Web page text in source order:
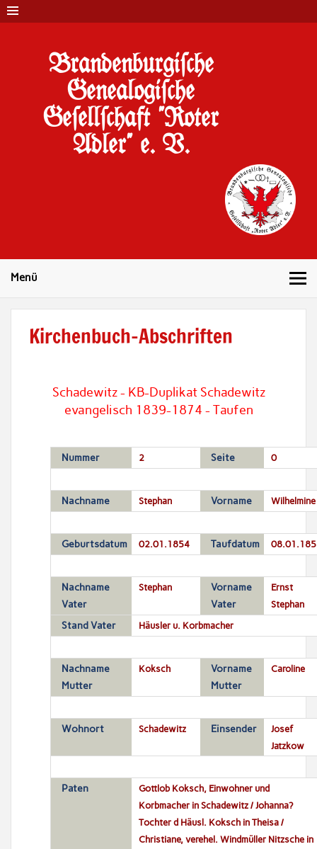
Brandenburgi#che
Genealogi#che
Ge#ell#chaft "Roter
Adler" e. V.
Menü
Kirchenbuch-Abschriften
Schadewitz - KB-Duplikat Schadewitz
evangelisch 1839-1874 - Taufen
Nummer 2 Seite 0
Nachname Stephan Vorname Wilhelmine
Geburtsdatum 02.01.1854 Taufdatum
Nachname
Vater
Stephan
Vorname
Vater
Ernst
Stephan
Stand Vater Häusler u. Korbmacher
Nachname
Mutter
Koksch
Vorname
Mutter
Caroline
Wohnort Schadewitz Einsender
Josef
Jatzkow
Paten
Gottlob Koksch, Einwohner und
Korbmacher in Schadewitz / Johanna?
Tochter d Häusl. Koksch in Theisa /
Christiane, verehel. Windmüller Nitzsche in